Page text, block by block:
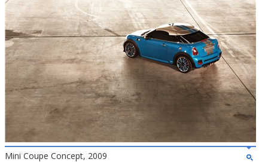
Mini Coupe Concept, 2009